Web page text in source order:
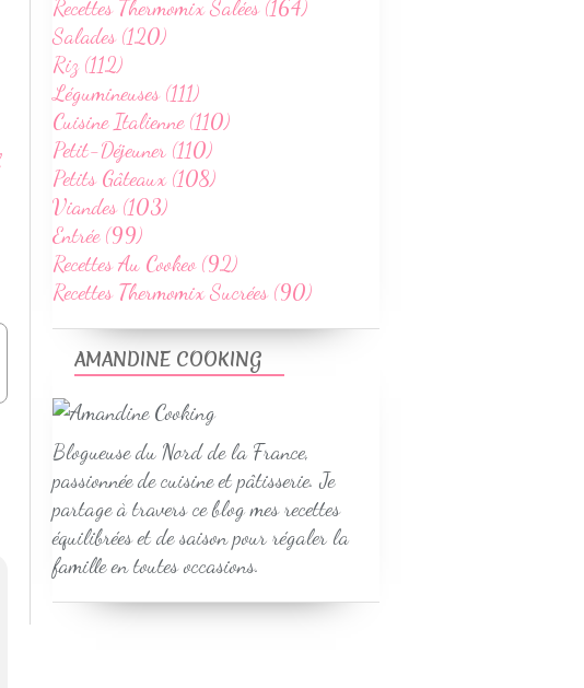
AMANDINE COOKING
Blogueuse du Nord de la France,
passionnée de cuisine et pâtisserie. Je
partage à travers ce blog mes recettes
équilibrées et de saison pour régaler la
famille en toutes occasions.
Recettes Thermomix Salées (164)
Salades (120)
Riz (112)
Légumineuses (111)
Cuisine Italienne (110)
Petit-Déjeuner (110)
Petits Gâteaux (108)
Viandes (103)
Entrée (99)
Recettes Au Cookeo (92)
Recettes Thermomix Sucrées (90)